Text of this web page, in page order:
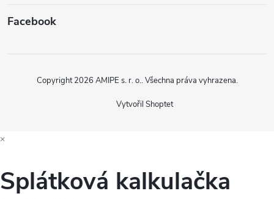
Facebook
Vytvořil Shoptet
Copyright 2026 AMIPE s. r. o.. Všechna práva vyhrazena.
×
Splátková kalkulačka